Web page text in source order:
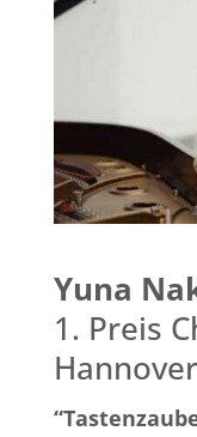
Yuna
1. Preis